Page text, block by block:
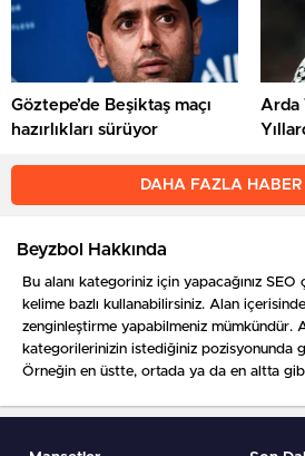
Göztepe’de Beşiktaş maçı
hazırlıkları sürüyor
Arda
DAHA FAZLA HABER
Beyzbol Hakkında
Bu alanı kategoriniz için yapacağınız SEO
kelime bazlı kullanabilirsiniz. Alan
zenginleştirme yapabilmeniz mümkündür.
kategorilerinizin istediğiniz pozisyonunda
Örneğin en üstte, ortada ya da en altta